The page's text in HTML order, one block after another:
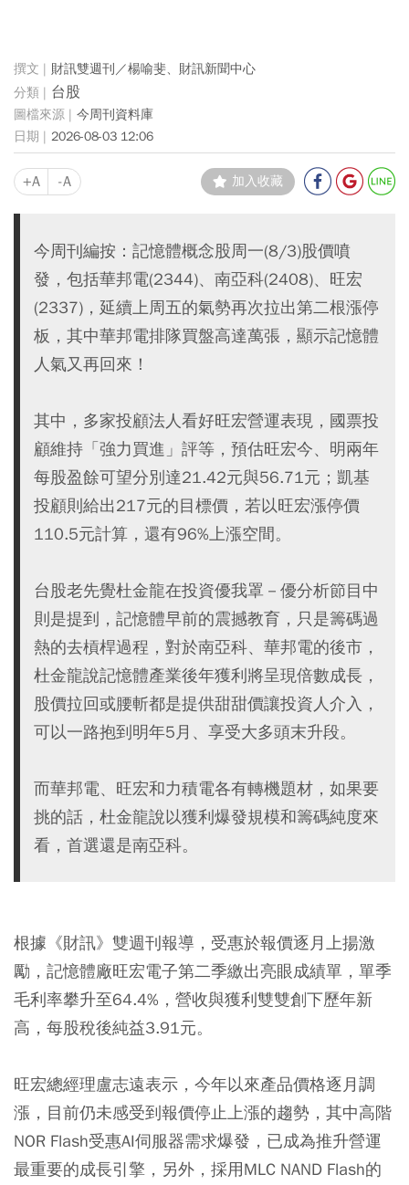
財訊雙週刊／楊喻斐、財訊新聞中心
台股
今周刊資料庫
2026-08-03 12:06
+A -A 加入收藏
今周刊編按：記憶體概念股周一(8/3)股價噴
發，包括華邦電(2344)、南亞科(2408)、旺宏
(2337)，延續上周五的氣勢再次拉出第二根漲停
板，其中華邦電排隊買盤高達萬張，顯示記憶體
人氣又再回來！
其中，多家投顧法人看好旺宏營運表現，國票投
顧維持「強力買進」評等，預估旺宏今、明兩年
每股盈餘可望分別達21.42元與56.71元；凱基
投顧則給出217元的目標價，若以旺宏漲停價
110.5元計算，還有96%上漲空間。
台股老先覺杜金龍在投資優我罩－優分析節目中
則是提到，記憶體早前的震撼教育，只是籌碼過
熱的去槓桿過程，對於南亞科、華邦電的後市，
杜金龍說記憶體產業後年獲利將呈現倍數成長，
股價拉回或腰斬都是提供甜甜價讓投資人介入，
可以一路抱到明年5月、享受大多頭末升段。
而華邦電、旺宏和力積電各有轉機題材，如果要
挑的話，杜金龍說以獲利爆發規模和籌碼純度來
看，首選還是南亞科。
根據《財訊》雙週刊報導，受惠於報價逐月上揚激
勵，記憶體廠旺宏電子第二季繳出亮眼成績單，單季
毛利率攀升至64.4%，營收與獲利雙雙創下歷年新
高，每股稅後純益3.91元。
旺宏總經理盧志遠表示，今年以來產品價格逐月調
漲，目前仍未感受到報價停止上漲的趨勢，其中高階
NOR Flash受惠AI伺服器需求爆發，已成為推升營運
最重要的成長引擎，另外，採用MLC NAND Flash的